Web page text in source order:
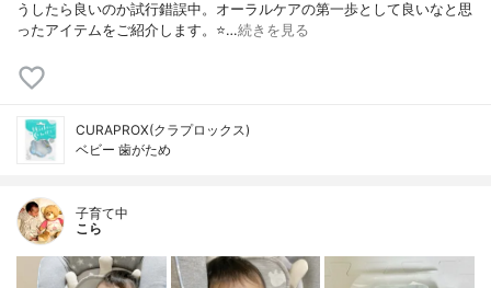
うしたら良いのか試行錯誤中。オーラルケアの第一歩として良いなと思
ったアイテムをご紹介します。⭐…続きを見る
CURAPROX(クラプロックス)
ベビー 歯がため
子育て中
こら